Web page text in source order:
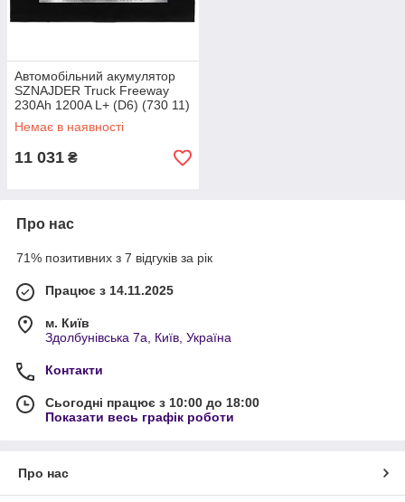
Автомобільний акумулятор
SZNAJDER Truck Freeway
230Ah 1200A L+ (D6) (730 11)
Немає в наявності
11 031 ₴
Про нас
71% позитивних з 7 відгуків за рік
Працює з 14.11.2025
м. Київ
Здолбунівська 7а, Київ, Україна
Контакти
Сьогодні працює з 10:00 до 18:00
Показати весь графік роботи
Про нас